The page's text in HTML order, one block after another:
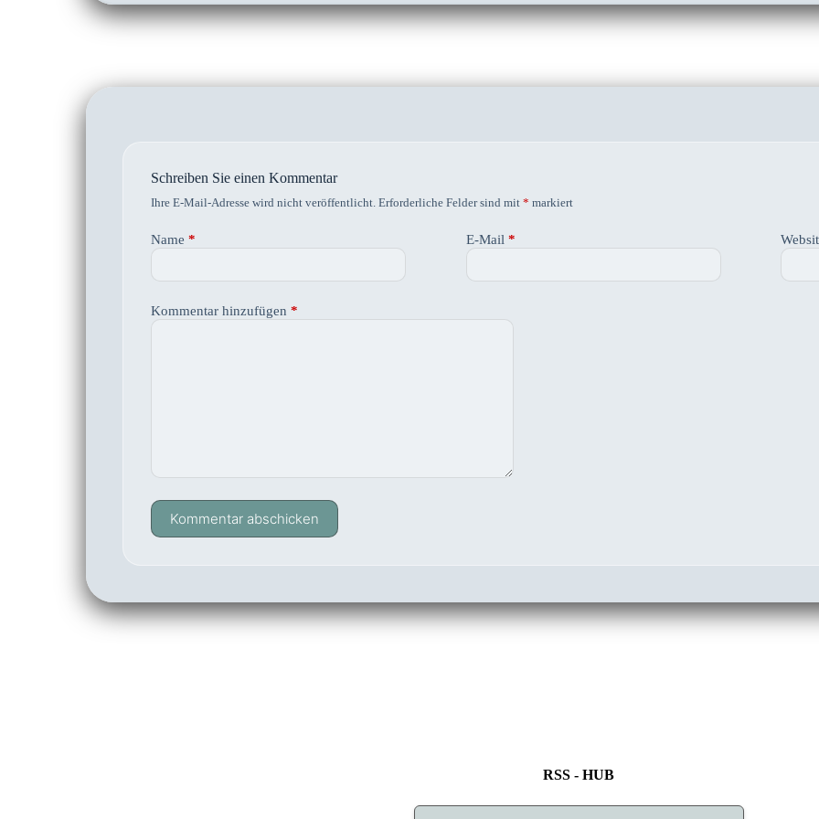
Schreiben Sie einen Kommentar
Ihre E-Mail-Adresse wird nicht veröffentlicht. Erforderliche Felder sind mit * markiert
Name * E-Mail *
Kommentar hinzufügen *
Kommentar abschicken
RSS - HUB